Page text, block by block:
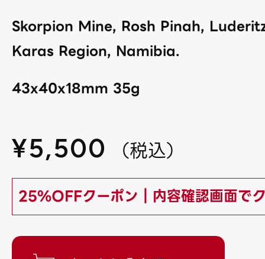
Skorpion Mine, Rosh Pinah,
Karas Region, Namibia.
43x40x18mm 35g
¥5,500 （税込）
25%OFFクーポン｜内容確認画面で